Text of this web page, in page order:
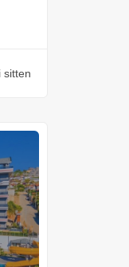
sitten